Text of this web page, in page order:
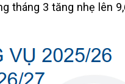
tháng 3 tăng nhẹ lên